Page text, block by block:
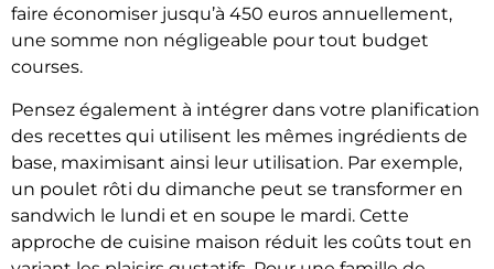
faire économiser jusqu’à 450 euros annuellement,
une somme non négligeable pour tout budget
courses.
Pensez également à intégrer dans votre planification
des recettes qui utilisent les mêmes ingrédients de
base, maximisant ainsi leur utilisation. Par exemple,
un poulet rôti du dimanche peut se transformer en
sandwich le lundi et en soupe le mardi. Cette
approche de cuisine maison réduit les coûts tout en